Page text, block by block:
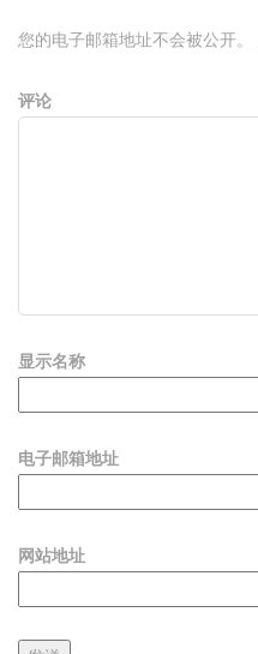
您的电子邮箱地址不会被公开。
评论
显示名称
电子邮箱地址
网站地址